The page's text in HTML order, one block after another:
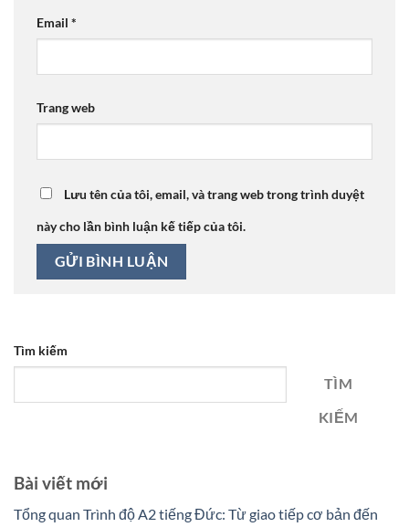
Email *
Trang web
Lưu tên của tôi, email, và trang web trong trình duyệt
này cho lần bình luận kế tiếp của tôi.
Tìm kiếm
TÌM
KIẾM
Bài viết mới
Tổng quan Trình độ A2 tiếng Đức: Từ giao tiếp cơ bản đến